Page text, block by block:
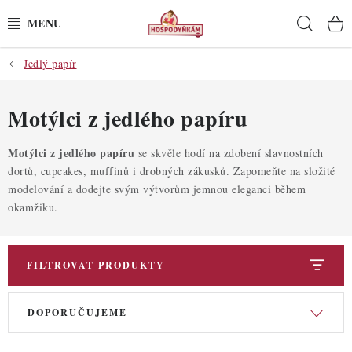
na
POTŘEBY
POMŮCKY
SUROVINY
DEKORACE
DO KUCHYNĚ
POCHUTINY
Jedlý papír
Motýlci z jedlého papíru
Motýlci z jedlého papíru se skvěle hodí na zdobení slavnostních
dortů, cupcakes, muffinů i drobných zákusků. Zapomeňte na složité
modelování a dodejte svým výtvorům jemnou eleganci během
okamžiku.
FILTROVAT PRODUKTY
V
Ř DOPORUČUJEME